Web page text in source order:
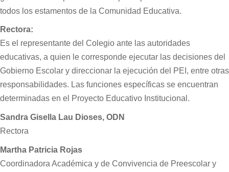
todos los estamentos de la Comunidad Educativa.
Rectora:
Es el representante del Colegio ante las autoridades
educativas, a quien le corresponde ejecutar las decisiones del
Gobierno Escolar y direccionar la ejecución del PEI, entre otras
responsabilidades. Las funciones específicas se encuentran
determinadas en el Proyecto Educativo Institucional.
Sandra Gisella Lau Dioses, ODN
Rectora
Martha Patricia Rojas
Coordinadora Académica y de Convivencia de Preescolar y